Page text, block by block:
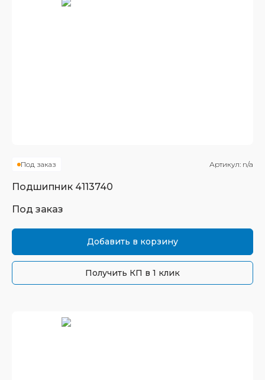
Под заказ Артикул: n/a
Подшипник 4113740
Под заказ
Добавить в корзину
Получить КП в 1 клик